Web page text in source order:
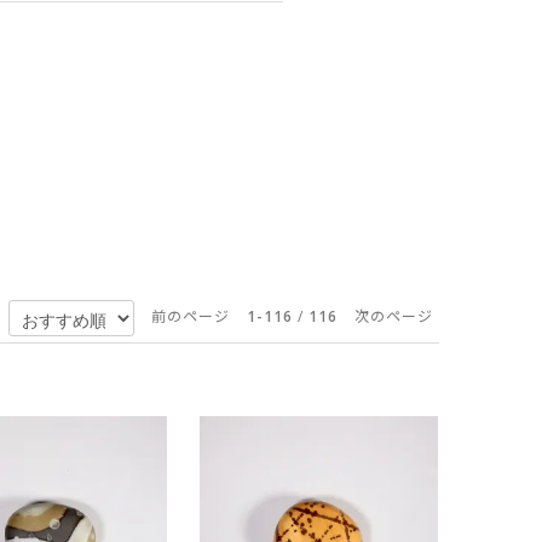
前のページ 1-116 / 116 次のページ